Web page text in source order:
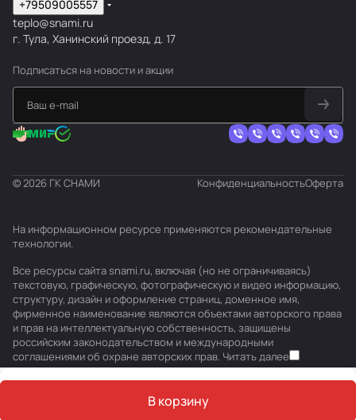
В корзину
+79509005557
teplo@snami.ru
г. Тула, Ханинский проезд, д. 17
Подписаться на новости и акции
© 2026 ГК СНАМИ КонфиденциальностьОферта
На информационном ресурсе применяются рекомендательные
технологии.
Все ресурсы сайта snami.ru, включая (но не ограничиваясь)
текстовую, графическую, фотографическую и видео информацию,
структуру, дизайн и оформление страниц, доменное имя,
фирменное наименование являются объектами авторского права
и прав на интеллектуальную собственность, защищены
российским законодательством и международными
соглашениями об охране авторских прав. Читать далее